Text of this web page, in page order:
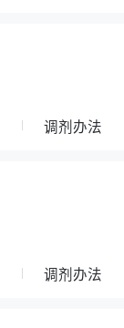
调剂办法
调剂办法